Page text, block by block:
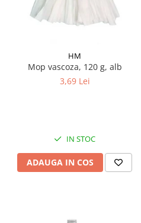
HM
Mop vascoza, 120 g, alb
3,69 Lei
IN STOC
ADAUGA IN COS